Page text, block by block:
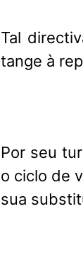
Tal
tange à
Por seu
o ciclo de
sua